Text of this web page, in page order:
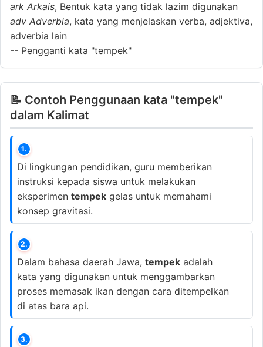
ark Arkais, Bentuk kata yang tidak lazim digunakan
adv Adverbia, kata yang menjelaskan verba, adjektiva,
adverbia lain
-- Pengganti kata "tempek"
📝 Contoh Penggunaan kata "tempek"
dalam Kalimat
1.
Di lingkungan pendidikan, guru memberikan
instruksi kepada siswa untuk melakukan
eksperimen tempek gelas untuk memahami
konsep gravitasi.
2.
Dalam bahasa daerah Jawa, tempek adalah
kata yang digunakan untuk menggambarkan
proses memasak ikan dengan cara ditempelkan
di atas bara api.
3.